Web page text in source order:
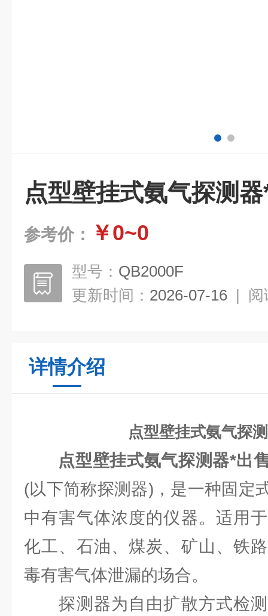
点型壁挂式氨气探测
参考价： ￥0~0
型号： QB2000F
更新时间： 2026-07-16 | 阅
详情介绍
点型壁挂式氨气探
点型壁挂式氨气探测器*出
(以下简称探测器)，是一种固定
中有害气体浓度的仪器。适用
化工、石油、煤炭、矿山、铁
毒有害气体泄漏的场合。
探测器为自由扩散方式检测